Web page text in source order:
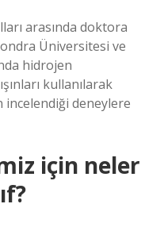
arasında doktora
Üniversitesi ve
hidrojen
kullanılarak
incelendiği deneylere
için neler